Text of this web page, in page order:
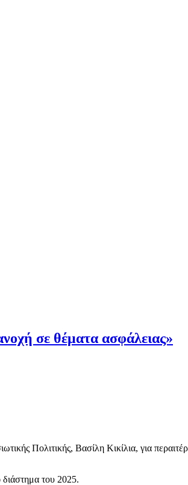
σε θέματα ασφάλειας»
Πολιτικής, Βασίλη Κικίλια, για
διάστημα του 2025.